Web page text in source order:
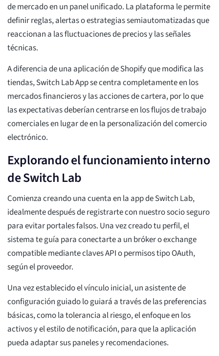
de mercado en un panel unificado. La plataforma le permite
definir reglas, alertas o estrategias semiautomatizadas que
reaccionan a las fluctuaciones de precios y las señales
técnicas.
A diferencia de una aplicación de Shopify que modifica las
tiendas, Switch Lab App se centra completamente en los
mercados financieros y las acciones de cartera, por lo que
las expectativas deberían centrarse en los flujos de trabajo
comerciales en lugar de en la personalización del comercio
electrónico.
Explorando el funcionamiento interno
de Switch Lab
Comienza creando una cuenta en la app de Switch Lab,
idealmente después de registrarte con nuestro socio seguro
para evitar portales falsos. Una vez creado tu perfil, el
sistema te guía para conectarte a un bróker o exchange
compatible mediante claves API o permisos tipo OAuth,
según el proveedor.
Una vez establecido el vínculo inicial, un asistente de
configuración guiado lo guiará a través de las preferencias
básicas, como la tolerancia al riesgo, el enfoque en los
activos y el estilo de notificación, para que la aplicación
pueda adaptar sus paneles y recomendaciones.